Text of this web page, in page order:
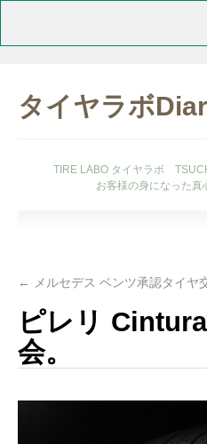
タイヤラボ
TIRE LABO タイヤラボ
お客様の身になった真心
← メルセデス ベンツ承認タイヤ
ピレリ
会。